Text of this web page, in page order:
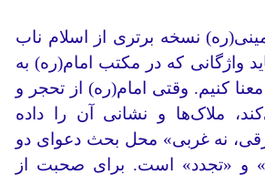
نسخه برتری از اسلام ناب
واژگانی که در مکتب امام(ره) به
کنیم. وقتی امام(ره) از تحجر و
ملاک‌ها و نشانی آن را داده
نه غربی» محل بحث دعوای دو
و «تجدد» است. برای صحبت از